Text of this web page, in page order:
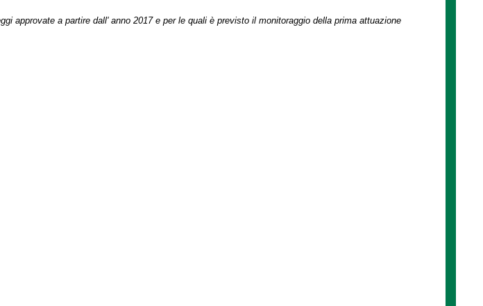
approvate a partire dall' anno 2017 e per le quali è previsto il monitoraggio della prima attuazione